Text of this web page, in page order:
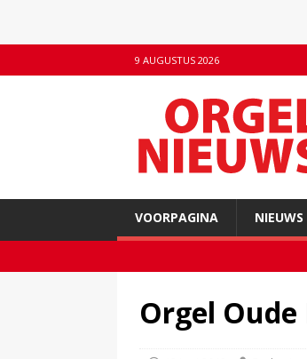
9 AUGUSTUS 2026
VOORPAGINA NIEUWS
Orgel